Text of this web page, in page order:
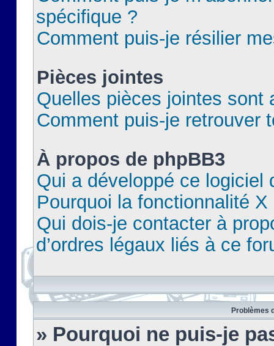
spécifique ?
Comment puis-je résilier
Pièces jointes
Quelles pièces jointes sont
Comment puis-je retrouver
À propos de phpBB3
Qui a développé ce logiciel
Pourquoi la fonctionnalité X
Qui dois-je contacter à
d’ordres légaux liés à ce
Problèmes
» Pourquoi ne puis-je